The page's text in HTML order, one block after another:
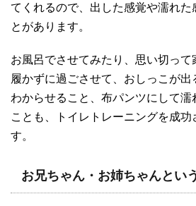
てくれるので、出した感覚や濡れた
とがあります。
お風呂でさせてみたり、思い切っ
履かずに過ごさせて、おしっこが
わからせること、布パンツにして濡
ことも、トイレトレーニングを成
す。
お兄ちゃん・お姉ちゃんとい